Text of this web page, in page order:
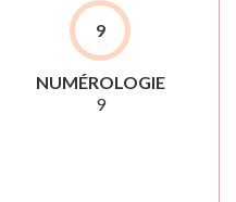
9
NUMÉROLOGIE
9